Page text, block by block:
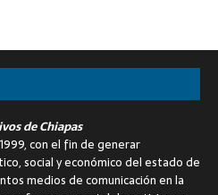
de Chiapas
con el fin de generar
social y económico del estado de
medios de comunicación en la